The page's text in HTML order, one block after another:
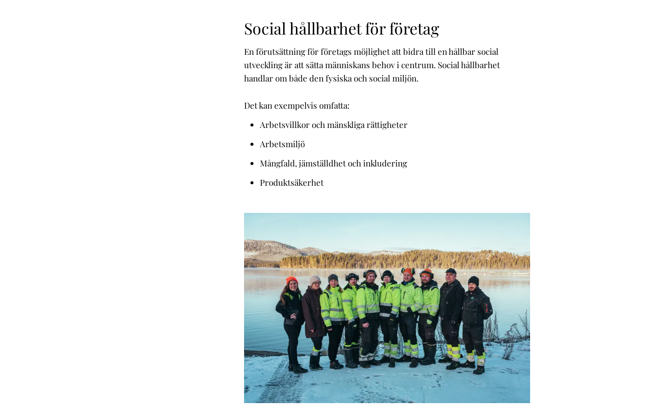
Social hållbarhet för företag
En förutsättning för företags möjlighet att bidra till en hållbar social
utveckling är att sätta människans behov i centrum. Social hållbarhet
handlar om både den fysiska och social miljön.
Det kan exempelvis omfatta:
Arbetsvillkor och mänskliga rättigheter
Arbetsmiljö
Mångfald, jämställdhet och inkludering
Produktsäkerhet